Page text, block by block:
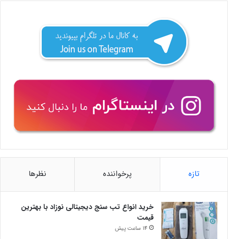
تازه پرخواننده نظرها
خرید انواع تب سنج دیجیتالی نوزاد با بهترین
قیمت
14 ساعت پیش